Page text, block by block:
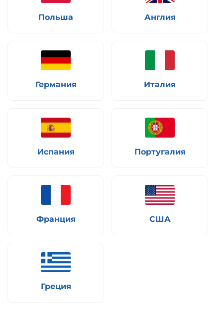
Польша Англия
Германия Италия
Испания Португалия
Франция США
Греция